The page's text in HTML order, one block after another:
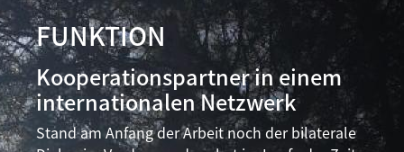
FUNKTION
Kooperationspartner in einem
internationalen Netzwerk
Stand am Anfang der Arbeit noch der bilaterale